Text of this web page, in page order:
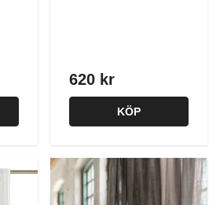
620 kr
KÖP